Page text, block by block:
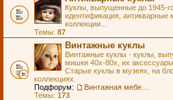
Куклы, выпущенные до 1945-
идентификация, антикварные
коллекции...
Темы: 87
Винтажные куклы
Винтажные куклы - куклы,
мишки 40х-80х, их
Старые куклы в музеях, на
коллекциях.
Подфорум:
Темы: 173